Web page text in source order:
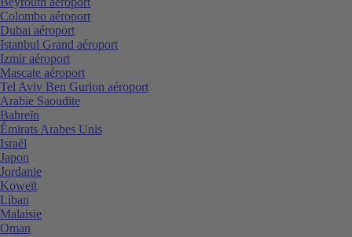
Colombo aéroport
Dubai aéroport
Istanbul Grand aéroport
Izmir aéroport
Mascate aéroport
Tel Aviv Ben Gurion aéroport
Arabie Saoudite
Bahreïn
Émirats Arabes Unis
Israël
Japon
Jordanie
Koweït
Liban
Malaisie
Oman